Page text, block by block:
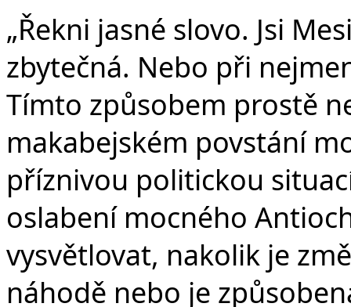
„Řekni jasné slovo. Jsi
zbytečná. Nebo při
Tímto způsobem prostě
makabejském povstání
příznivou politickou
oslabení mocného
vysvětlovat, nakolik je
náhodě nebo je